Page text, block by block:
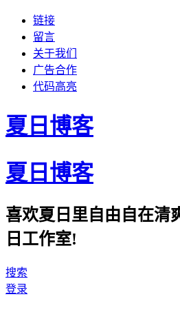
链接
留言
关于我们
广告合作
代码高亮
夏日博客
夏日博客
喜欢夏日里自由自在清
日工作室!
搜索
登录